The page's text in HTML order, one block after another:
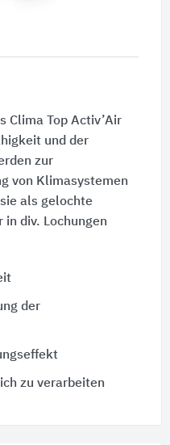
Clima Top Activ’Air
und der
zur
von Klimasystemen
als gelochte
in div. Lochungen
der
zu verarbeiten